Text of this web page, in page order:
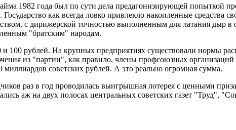
1982 года был по сути дела предагонизирующей попыткой
как всегда ловко привлекло накопленные
с дирижерской точностью выполненным для латания дыр
"братским" народам.
100 рублей. На крупных предприятиях существовали нормы
из "партии", как правило, члены профсоюзных
советских рублей. А это реально огромная сумма.
раз в год проводилась выигрышная лотерея с ценными
аж на двух полосах центральных советских газет "Труд",